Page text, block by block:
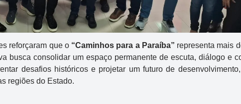
reforçaram que o “Caminhos para a Paraíba” representa mais
busca consolidar um espaço permanente de escuta, diálogo e
desafios históricos e projetar um futuro de
regiões do Estado.